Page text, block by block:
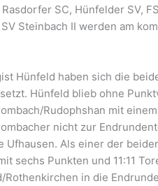
SC, Hünfelder SV,
Steinbach II werden am
Hünfeld haben sich die
Hünfeld blieb ohne
Rudophshan mit
nicht zur
Als einer der
sechs Punkten und 11:11
in die